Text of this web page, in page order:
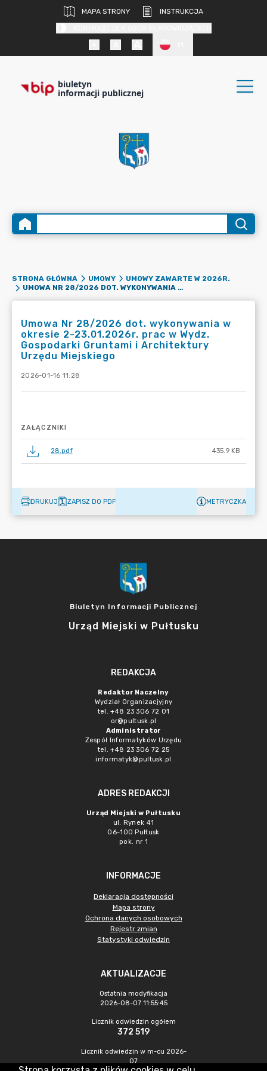
MAPA STRONY
INSTRUKCJA
biuletyn
informacji publicznej
STRONA GŁÓWNA UMOWY
UMOWY ZAWARTE W 2026R.
UMOWA NR 28/2026 DOT. WYKONYWANIA W OKRESIE 2-23.01.2026R. PRAC W WYDZ. GOSPODARKI GRUNTAMI I ARCHITEKTURY URZĘDU MIEJSKIEGO
Umowa Nr 28/2026 dot. wykonywania w
okresie 2-23.01.2026r. prac w Wydz.
Gospodarki Gruntami i Architektury
Urzędu Miejskiego
2026-01-16 11:28
ZAŁĄCZNIKI
28.pdf 435.9 KB
DRUKUJ ZAPISZ DO PDF METRYCZKA
Biuletyn Informacji Publicznej
Urząd Miejski w Pułtusku
REDAKCJA
Redaktor Naczelny
Wydział Organizacjyjny
tel. +48 23 306 72 01
or@pultusk.pl
Administrator
Zespół Informatyków Urzędu
tel. +48 23 306 72 25
informatyk@pultusk.pl
ADRES REDAKCJI
Urząd Miejski w Pułtusku
ul. Rynek 41
06-100 Pułtusk
pok. nr 1
INFORMACJE
Deklaracja dostępności
Mapa strony
Ochrona danych osobowych
Rejestr zmian
Statystyki odwiedzin
AKTUALIZACJE
Ostatnia modyfikacja
2026-08-07 11:55:45
Licznik odwiedzin ogółem
372 519
Licznik odwiedzin w m-cu 2026-
07